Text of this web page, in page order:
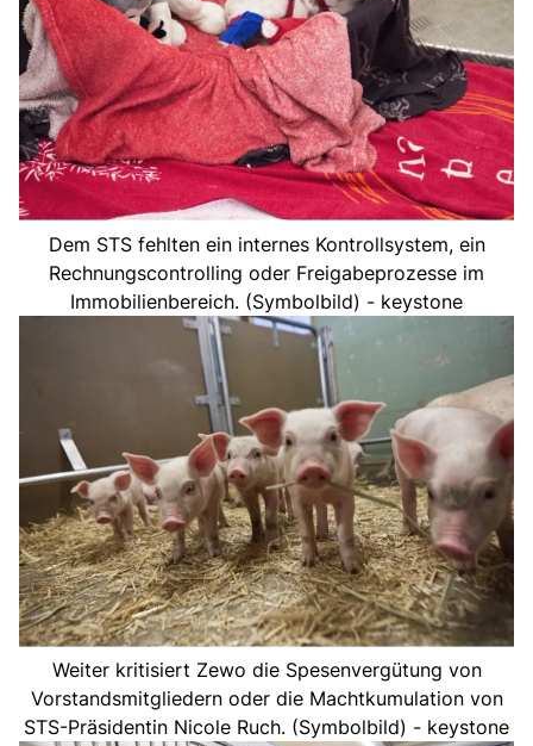
Dem STS fehlten ein internes Kontrollsystem, ein
Rechnungscontrolling oder Freigabeprozesse im
Immobilienbereich. (Symbolbild) - keystone
Weiter kritisiert Zewo die Spesenvergütung von
Vorstandsmitgliedern oder die Machtkumulation von
STS-Präsidentin Nicole Ruch. (Symbolbild) - keystone